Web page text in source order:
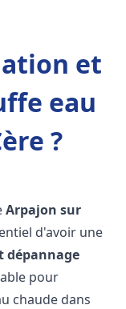
et
eau
?
Arpajon sur
d'avoir une
dépannage
pour
chaude dans